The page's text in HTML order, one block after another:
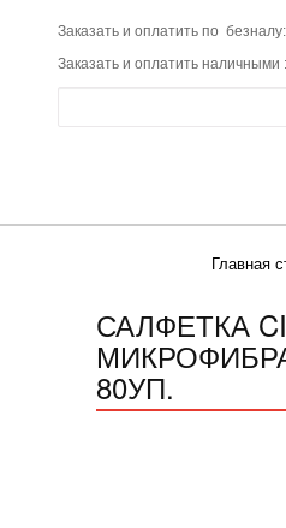
Заказать и оплатить по
Заказать и оплатить наличными
Главная
САЛФЕТКА
80УП.